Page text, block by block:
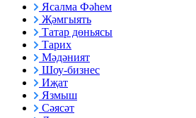
Ясалма Фәһем
Җәмгыять
Татар дөньясы
Тарих
Мәдәният
Шоу-бизнес
Иҗат
Язмыш
Сәясәт